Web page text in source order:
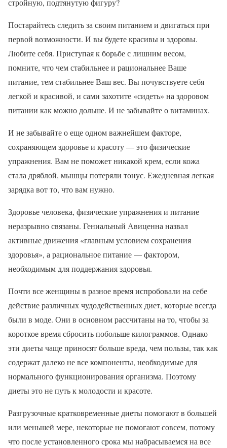
стройную, подтянутую фигуру?
Постарайтесь следить за своим питанием и двигаться при
первой возможности. И вы будете красивы и здоровы.
Любите себя. Приступая к борьбе с лишним весом,
помните, что чем стабильнее и рациональнее Ваше
питание, тем стабильнее Ваш вес. Вы почувствуете себя
легкой и красивой, и сами захотите «сидеть» на здоровом
питании как можно дольше. И не забывайте о витаминах.
И не забывайте о еще одном важнейшем факторе,
сохраняющем здоровье и красоту — это физические
упражнения. Вам не поможет никакой крем, если кожа
стала дряблой, мышцы потеряли тонус. Ежедневная легкая
зарядка вот то, что вам нужно.
Здоровье человека, физические упражнения и питание
неразрывно связаны. Гениальный Авиценна назвал
активные движения «главным условием сохранения
здоровья», а рациональное питание — фактором,
необходимым для поддержания здоровья.
Почти все женщины в разное время испробовали на себе
действие различных чудодейственных диет, которые всегда
были в моде. Они в основном рассчитаны на то, чтобы за
короткое время сбросить побольше килограммов. Однако
эти диеты чаще приносят больше вреда, чем пользы, так как
содержат далеко не все компоненты, необходимые для
нормального функционирования организма. Поэтому
диеты это не путь к молодости и красоте.
Разгрузочные кратковременные диеты помогают в большей
или меньшей мере, некоторые не помогают совсем, потому
что после установленного срока мы набрасываемся на все